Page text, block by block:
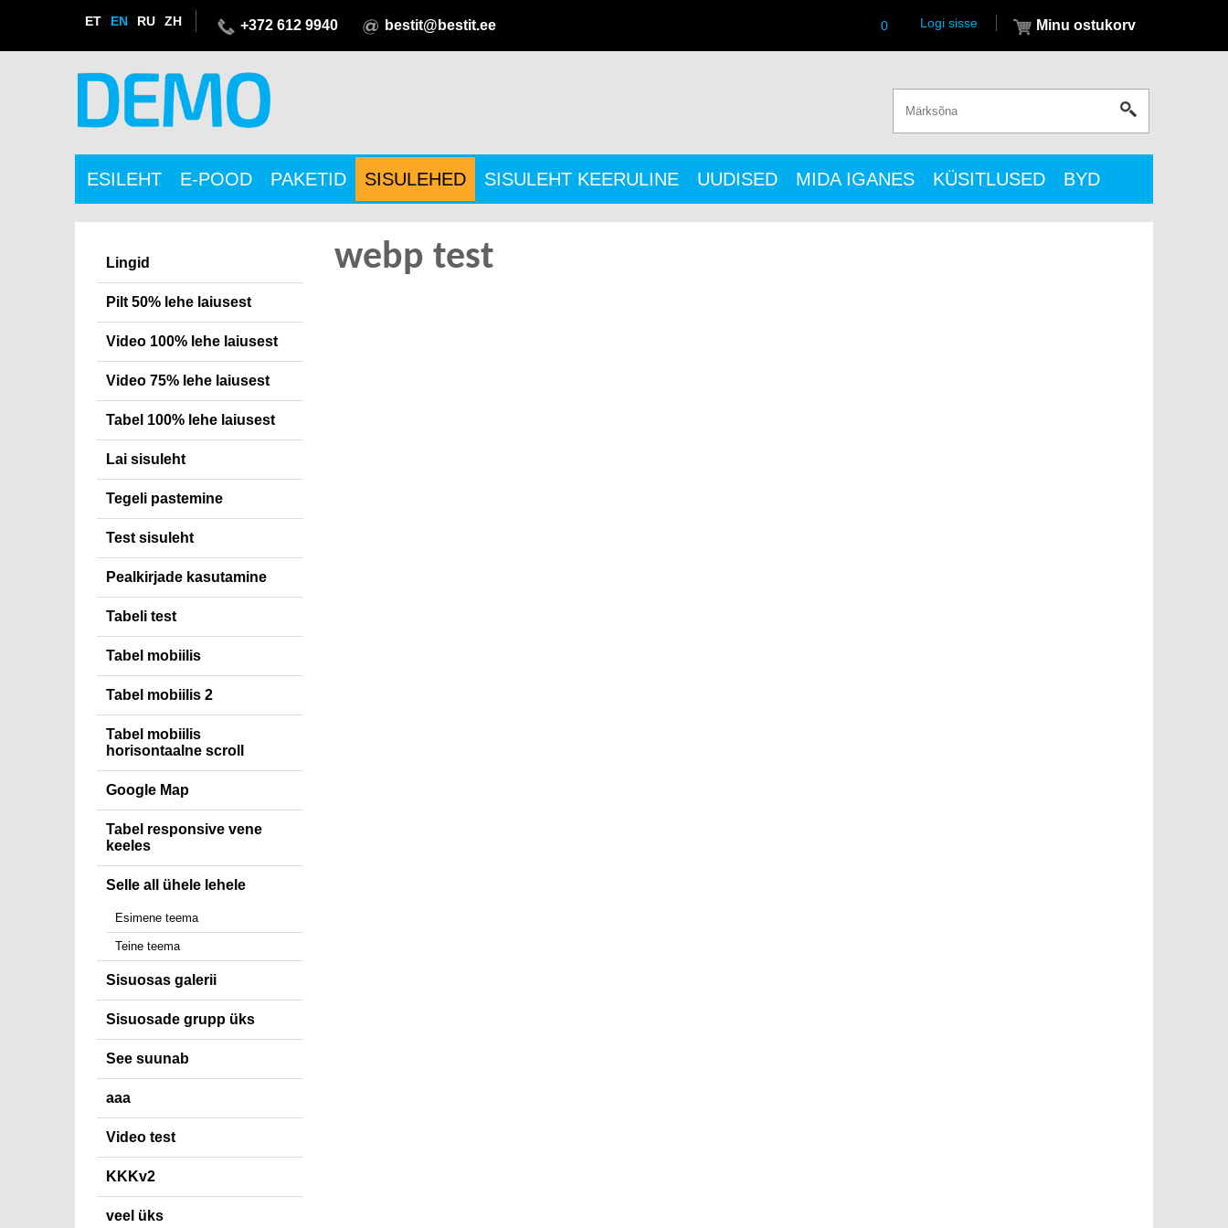
ET EN RU ZH +372 612 9940 bestit@bestit.ee 0 Minu ostukorv
Logi sisse
ESILEHT E-POOD PAKETID SISULEHED SISULEHT KEERULINE UUDISED MIDA IGANES KÜSITLUSED BYD
Lingid
Pilt 50% lehe laiusest
Video 100% lehe laiusest
Video 75% lehe laiusest
Tabel 100% lehe laiusest
Lai sisuleht
Tegeli pastemine
Test sisuleht
Pealkirjade kasutamine
Tabeli test
Tabel mobiilis
Tabel mobiilis 2
Tabel mobiilis
horisontaalne scroll
Google Map
Tabel responsive vene
keeles
Selle all ühele lehele
Esimene teema
Teine teema
Sisuosas galerii
Sisuosade grupp üks
See suunab
aaa
Video test
KKKv2
veel üks
webp test